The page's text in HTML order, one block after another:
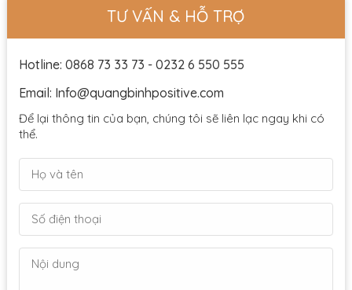
TƯ VẤN & HỖ TRỢ
Hotline: 0868 73 33 73 - 0232 6 550 555
Email: Info@quangbinhpositive.com
Để lại thông tin của bạn, chúng tôi sẽ liên lạc ngay khi có
thể.